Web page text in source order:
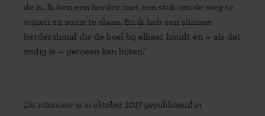
de is. Ik ben een herder met een stok om de weg te
wijzen en soms te slaan. En ik heb een slimme
herdershond die de boel bij elkaar houdt en – als dat
nodig is – gemeen kan bijten.”
Dit interview is in oktober 2017 gepubliceerd in